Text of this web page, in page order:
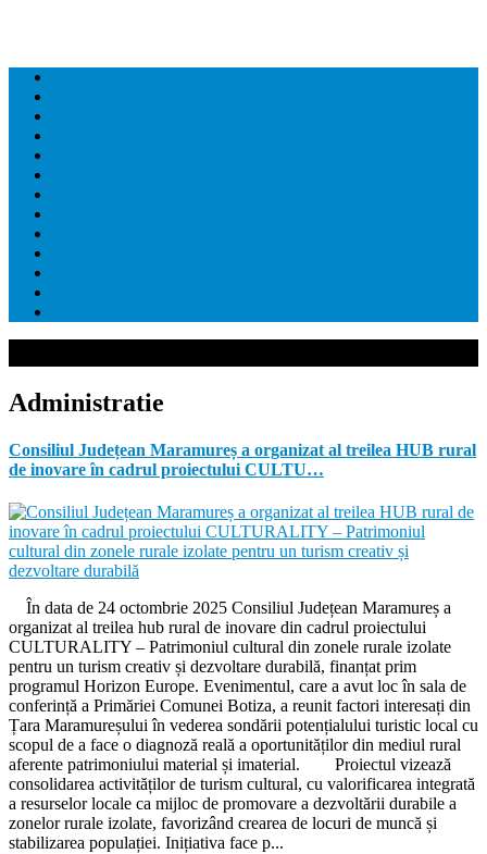
Administratie
Consiliul Județean Maramureș a organizat al treilea HUB rural
de inovare în cadrul proiectului CULTU…
În data de 24 octombrie 2025 Consiliul Județean Maramureș a
organizat al treilea hub rural de inovare din cadrul proiectului
CULTURALITY – Patrimoniul cultural din zonele rurale izolate
pentru un turism creativ și dezvoltare durabilă, finanțat prim
programul Horizon Europe. Evenimentul, care a avut loc în sala de
conferință a Primăriei Comunei Botiza, a reunit factori interesați din
Țara Maramureșului în vederea sondării potențialului turistic local cu
scopul de a face o diagnoză reală a oportunităților din mediul rural
aferente patrimoniului material și imaterial. Proiectul vizează
consolidarea activităților de turism cultural, cu valorificarea integrată
a resurselor locale ca mijloc de promovare a dezvoltării durabile a
zonelor rurale izolate, favorizând crearea de locuri de muncă și
stabilizarea populației. Inițiativa face p...